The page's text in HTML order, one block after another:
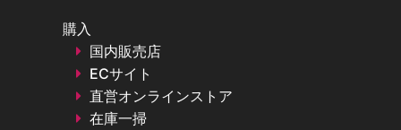
購入
国内販売店
ECサイト
直営オンラインストア
在庫一掃